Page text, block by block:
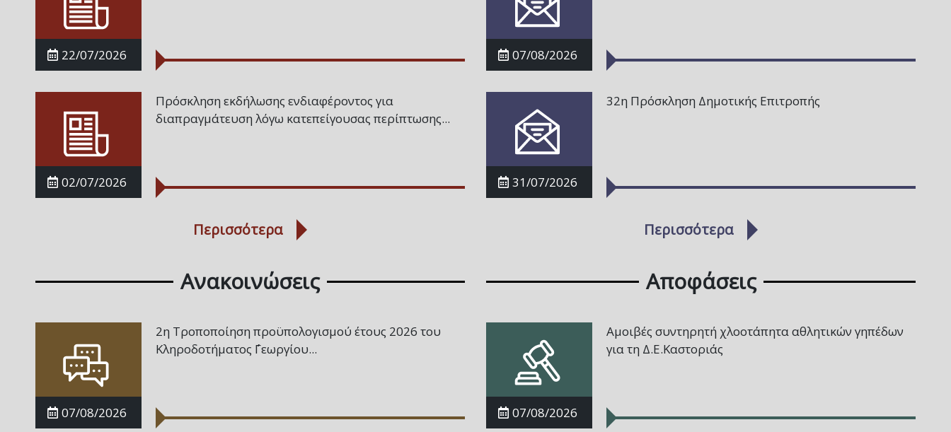
22/07/2026
02/07/2026
Πρόσκληση εκδήλωσης ενδιαφέροντος για
διαπραγμάτευση λόγω κατεπείγουσας περίπτωσης...
Περισσότερα
07/08/2026
31/07/2026
32η Πρόσκληση Δημοτικής Επιτροπής
Περισσότερα
Ανακοινώσεις
07/08/2026
2η Τροποποίηση προϋπολογισμού έτους 2026 του
Κληροδοτήματος ΄΄Γεωργίου...
Αποφάσεις
07/08/2026
Αμοιβές συντηρητή χλοοτάπητα αθλητικών γηπέδων
για τη Δ.Ε.Καστοριάς